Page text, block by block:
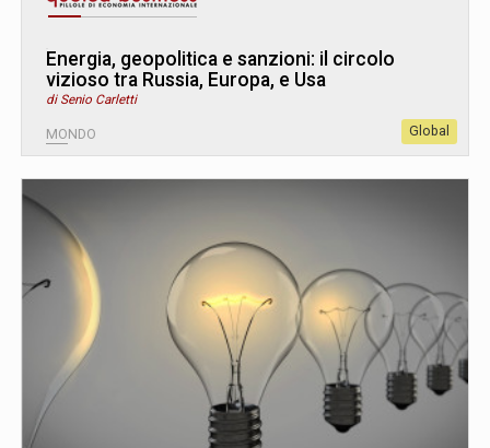
Energia, geopolitica e sanzioni: il circolo
vizioso tra Russia, Europa, e Usa
di Senio Carletti
MONDO Global